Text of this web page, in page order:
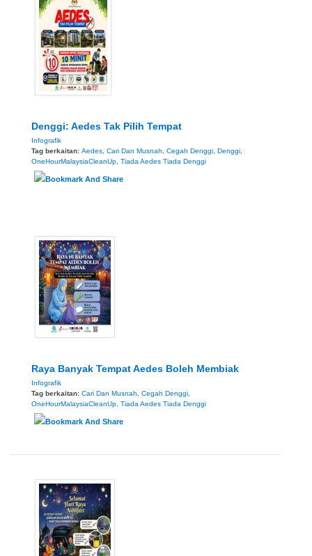
Denggi: Aedes Tak Pilih Tempat
Infografik
Tag berkaitan: Aedes Cari Dan Musnah Cegah Denggi Denggi
OneHourMalaysiaCleanUp Tiada Aedes Tiada Denggi
Raya Banyak Tempat Aedes Boleh Membiak
Infografik
Tag berkaitan: Cari Dan Musnah Cegah Denggi
OneHourMalaysiaCleanUp Tiada Aedes Tiada Denggi